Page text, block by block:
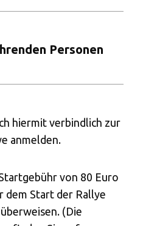
Personen
hiermit verbindlich zur
anmelden.
von 80 Euro
dem Start der Rallye
(Die